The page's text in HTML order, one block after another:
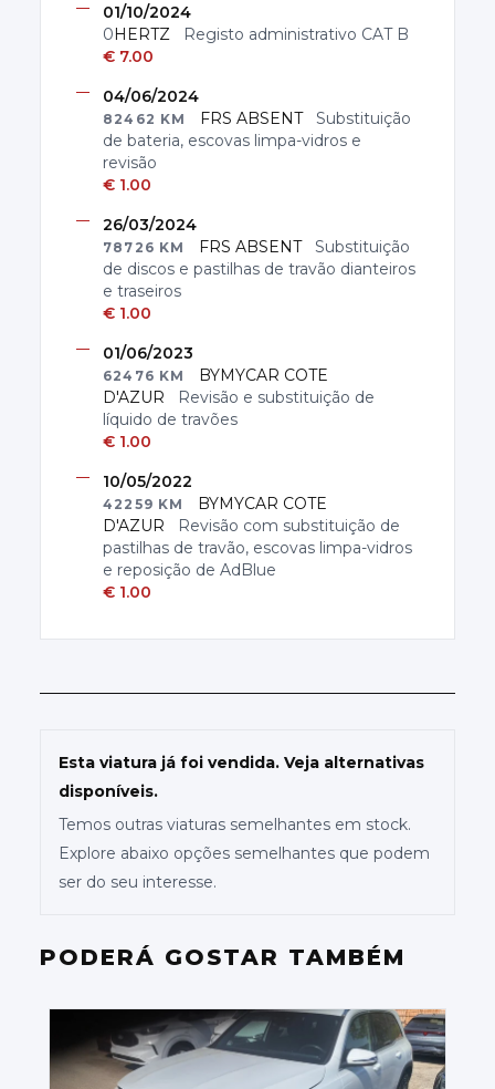
01/10/2024
0HERTZ
Registo administrativo CAT B
€ 7.00
04/06/2024
82462 KM FRS ABSENT
Substituição
de bateria, escovas limpa-vidros e
revisão
€ 1.00
26/03/2024
78726 KM FRS ABSENT
Substituição
de discos e pastilhas de travão dianteiros
e traseiros
€ 1.00
01/06/2023
62476 KM
BYMYCAR COTE
D'AZUR
Revisão e substituição de
líquido de travões
€ 1.00
10/05/2022
42259 KM
BYMYCAR COTE
D'AZUR
Revisão com substituição de
pastilhas de travão, escovas limpa-vidros
e reposição de AdBlue
€ 1.00
Esta viatura já foi vendida. Veja alternativas
disponíveis.
Temos outras viaturas semelhantes em stock.
Explore abaixo opções semelhantes que podem
ser do seu interesse.
PODERÁ GOSTAR TAMBÉM